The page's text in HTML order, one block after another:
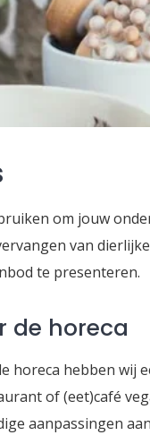
om jouw
van
te presenteren.
de horeca
horeca hebben wij
of (eet)café
aanpassingen